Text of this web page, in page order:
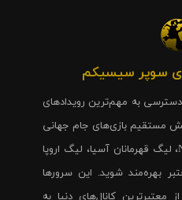
سوپر سیسیکم
به مهم‌ترین رویدادهای
مستقیم بازی‌های جام جهانی
فوتبال، المپیک، بسکتبال NBA، لیگ قهرمانان آسیا، لیگ اروپا
بهره‌مند شوید. این سرورها